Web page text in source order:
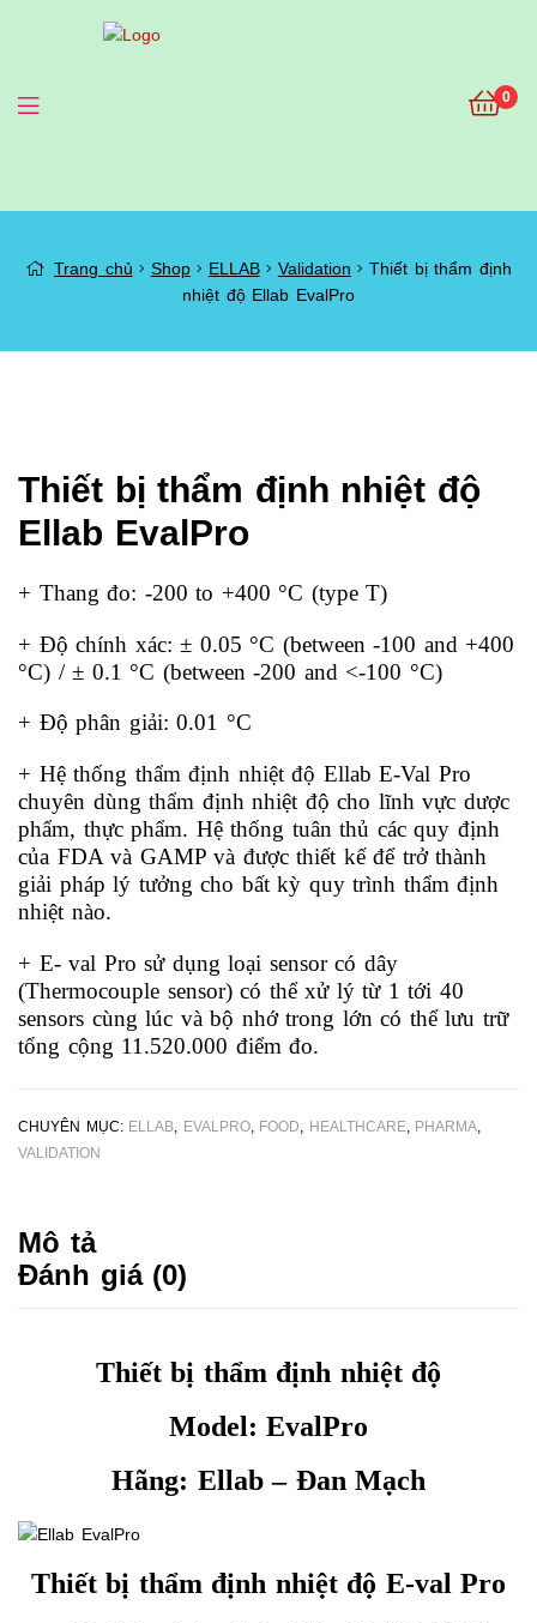
0
Menu
Thiết
nhiệt
độ
Ellab
EvalPro
Trang chủ Shop ELLAB Validation
Thiết bị thẩm định
nhiệt độ Ellab EvalPro
Thiết bị thẩm định nhiệt độ
Ellab EvalPro
+ Thang đo: -200 to +400 °C (type T)
+ Độ chính xác: ± 0.05 °C (between -100 and +400
°C) / ± 0.1 °C (between -200 and <-100 °C)
+ Độ phân giải: 0.01 °C
+ Hệ thống thẩm định nhiệt độ Ellab E-Val Pro
chuyên dùng thẩm định nhiệt độ cho lĩnh vực dược
phẩm, thực phẩm. Hệ thống tuân thủ các quy định
của FDA và GAMP và được thiết kế để trở thành
giải pháp lý tưởng cho bất kỳ quy trình thẩm định
nhiệt nào.
+ E- val Pro sử dụng loại sensor có dây
(Thermocouple sensor) có thể xử lý từ 1 tới 40
sensors cùng lúc và bộ nhớ trong lớn có thể lưu trữ
tổng cộng 11.520.000 điểm đo.
CHUYÊN MỤC: ELLAB, EVALPRO, FOOD, HEALTHCARE, PHARMA,
VALIDATION
Mô tả
Đánh giá (0)
Thiết bị thẩm định nhiệt độ
Model: EvalPro
Hãng: Ellab – Đan Mạch
Thiết bị thẩm định nhiệt độ E-val Pro